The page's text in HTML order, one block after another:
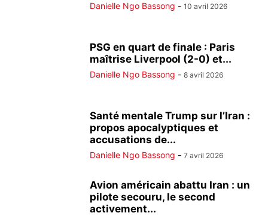
Danielle Ngo Bassong - 10 avril 2026
PSG en quart de finale : Paris
maîtrise Liverpool (2-0) et...
Danielle Ngo Bassong - 8 avril 2026
Santé mentale Trump sur l’Iran :
propos apocalyptiques et
accusations de...
Danielle Ngo Bassong - 7 avril 2026
Avion américain abattu Iran : un
pilote secouru, le second
activement...